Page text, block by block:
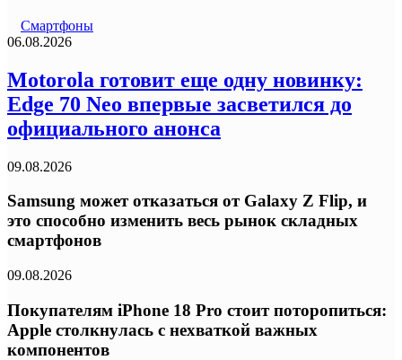
Смартфоны
06.08.2026
Motorola готовит еще одну новинку:
Edge 70 Neo впервые засветился до
официального анонса
09.08.2026
Samsung может отказаться от Galaxy Z Flip, и
это способно изменить весь рынок складных
смартфонов
09.08.2026
Покупателям iPhone 18 Pro стоит поторопиться:
Apple столкнулась с нехваткой важных
компонентов